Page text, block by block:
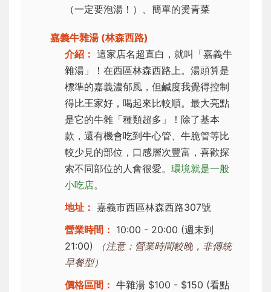
（一定要泡湯！）、簡單的燙青菜
嘉義牛雜湯 (林森西路)
介紹： 這家店名超直白，就叫「嘉義牛
雜湯」！在西區林森西路上。湯頭算是
標準的嘉義濃郁風，但鹹度我覺得控制
得比王家好，喝起來比較順。最大亮點
是它的牛雜「種類超多」！除了基本
款，還有機會吃到牛心管、牛脆管等比
較少見的部位，口感層次豐富，喜歡探
索不同部位的人會很愛。 環境就是一般
小吃店。
地址： 嘉義市西區林森西路307號
營業時間： 10:00 - 20:00 (週末到
21:00)
（注意：營業時間較晚，非傳統
早餐型）
價格區間： 牛雜湯 $100 - $150 (看點